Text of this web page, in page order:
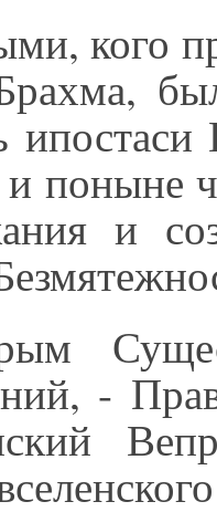
кого
поныне
и
-